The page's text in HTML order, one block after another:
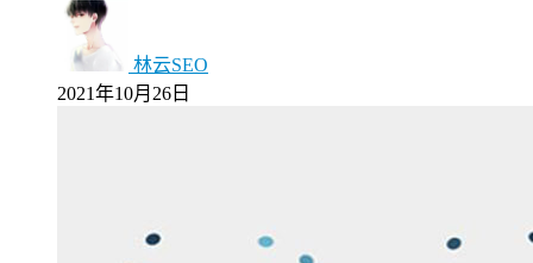
林云SEO
2021年10月26日